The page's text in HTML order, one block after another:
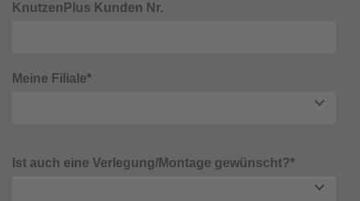
KnutzenPlus Kunden Nr.
Meine Filiale*
Ist auch eine Verlegung/Montage gewünscht?*